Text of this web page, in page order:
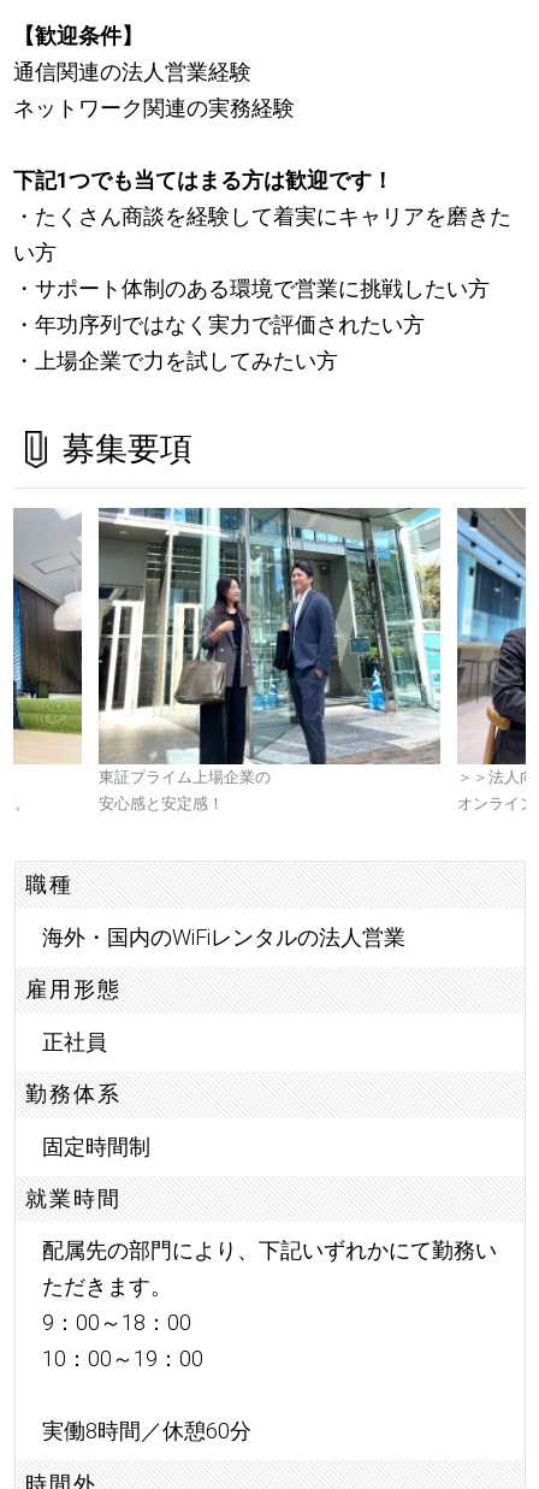
【歓迎条件】
通信関連の法人営業経験
ネットワーク関連の実務経験
下記1つでも当てはまる方は歓迎です！
・たくさん商談を経験して着実にキャリアを磨きた
い方
・サポート体制のある環境で営業に挑戦したい方
・年功序列ではなく実力で評価されたい方
・上場企業で力を試してみたい方
募集要項
。
東証プライム上場企業の
安心感と安定感！
＞＞法人
オンライ
職種
海外・国内のWiFiレンタルの法人営業
雇用形態
正社員
勤務体系
固定時間制
就業時間
配属先の部門により、下記いずれかにて勤務い
ただきます。
9：00～18：00
10：00～19：00
実働8時間／休憩60分
時間外